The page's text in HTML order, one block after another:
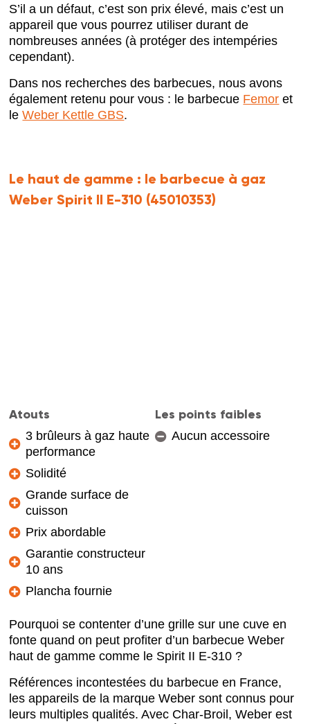
S’il a un défaut, c’est son prix élevé, mais c’est un
appareil que vous pourrez utiliser durant de
nombreuses années (à protéger des intempéries
cependant).
Dans nos recherches des barbecues, nous avons
également retenu pour vous : le barbecue Femor et
leWeber Kettle GBS.
Le haut de gamme : le barbecue à gaz
Weber Spirit II E-310 (45010353)
Atouts
3 brûleurs à gaz haute
performance
Solidité
Grande surface de
cuisson
Prix abordable
Garantie constructeur
10 ans
Plancha fournie
Les points faibles
Aucun accessoire
Pourquoi se contenter d’une grille sur une cuve en
fonte quand on peut profiter d’un barbecue Weber
haut de gamme comme le Spirit II E-310 ?
Références incontestées du barbecue en France,
les appareils de la marque Weber sont connus pour
leurs multiples qualités. Avec Char-Broil, Weber est